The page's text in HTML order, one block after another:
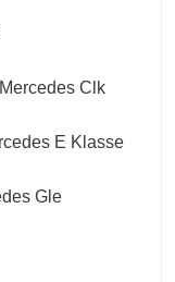
Mercedes Clk
E Klasse
Gle